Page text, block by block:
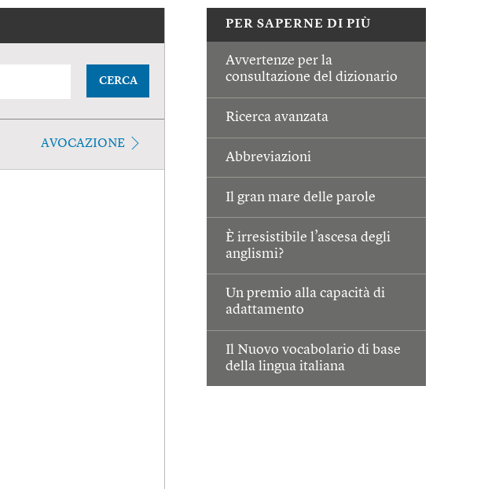
PER SAPERNE DI PIÙ
Avvertenze per la
consultazione del dizionario
Ricerca avanzata
Abbreviazioni
Il gran mare delle parole
È irresistibile l’ascesa degli
anglismi?
Un premio alla capacità di
adattamento
Il Nuovo vocabolario di base
della lingua italiana
CERCA
AVOCAZIONE